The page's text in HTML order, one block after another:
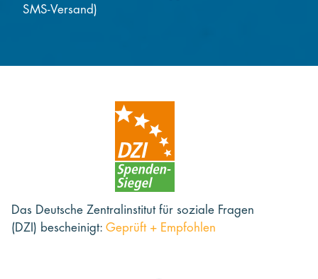
SMS-Versand)
Das Deutsche Zentralinstitut für soziale Fragen
(DZI) bescheinigt: Geprüft + Empfohlen